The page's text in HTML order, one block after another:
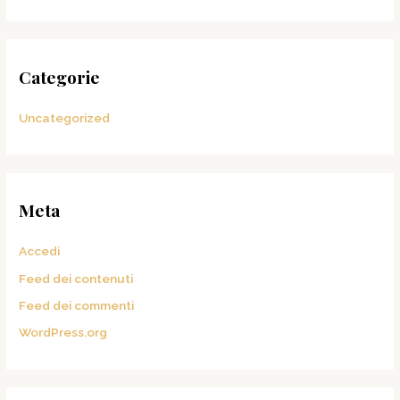
Categorie
Uncategorized
Meta
Accedi
Feed dei contenuti
Feed dei commenti
WordPress.org